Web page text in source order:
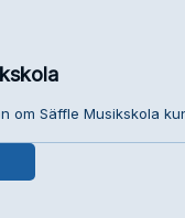
om Säffle Musikskola